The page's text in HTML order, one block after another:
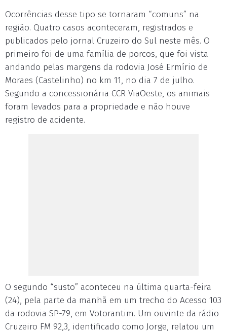
Ocorrências desse tipo se tornaram “comuns” na
região. Quatro casos aconteceram, registrados e
publicados pelo jornal Cruzeiro do Sul neste mês. O
primeiro foi de uma família de porcos, que foi vista
andando pelas margens da rodovia José Ermírio de
Moraes (Castelinho) no km 11, no dia 7 de julho.
Segundo a concessionária CCR ViaOeste, os animais
foram levados para a propriedade e não houve
registro de acidente.
O segundo “susto” aconteceu na última quarta-feira
(24), pela parte da manhã em um trecho do Acesso 103
da rodovia SP-79, em Votorantim. Um ouvinte da rádio
Cruzeiro FM 92,3, identificado como Jorge, relatou um